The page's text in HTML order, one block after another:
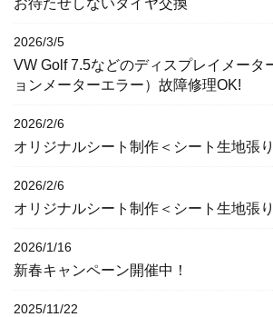
お待たせしないタイヤ交換
2026/3/5
VW Golf 7.5などのディスプレイメータ
ョンメーターエラー）故障修理OK!
2026/2/6
オリジナルシート制作＜シート生地張
2026/2/6
オリジナルシート制作＜シート生地張
2026/1/16
新春キャンペーン開催中！
2025/11/22